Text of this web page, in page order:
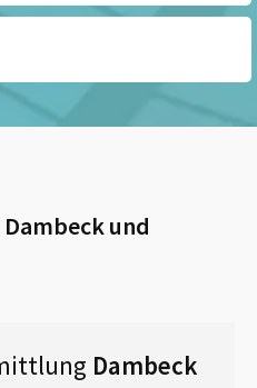
Dambeckund
Dambeck